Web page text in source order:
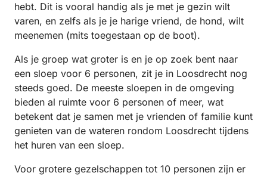
hebt. Dit is vooral handig als je met je gezin wilt
varen, en zelfs als je je harige vriend, de hond, wilt
meenemen (mits toegestaan op de boot).
Als je groep wat groter is en je op zoek bent naar
een sloep voor 6 personen, zit je in Loosdrecht nog
steeds goed. De meeste sloepen in de omgeving
bieden al ruimte voor 6 personen of meer, wat
betekent dat je samen met je vrienden of familie kunt
genieten van de wateren rondom Loosdrecht tijdens
het huren van een sloep.
Voor grotere gezelschappen tot 10 personen zijn er